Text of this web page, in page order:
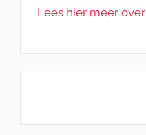
Lees hier meer